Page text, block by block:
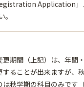
Application」
更期間（上記）は、年間
することが出来ますが、
は秋学期の科目のみです